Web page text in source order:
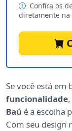
Confira os
diretamente na
Se você está em
funcionalidade
Baú é a escolha
Com seu design